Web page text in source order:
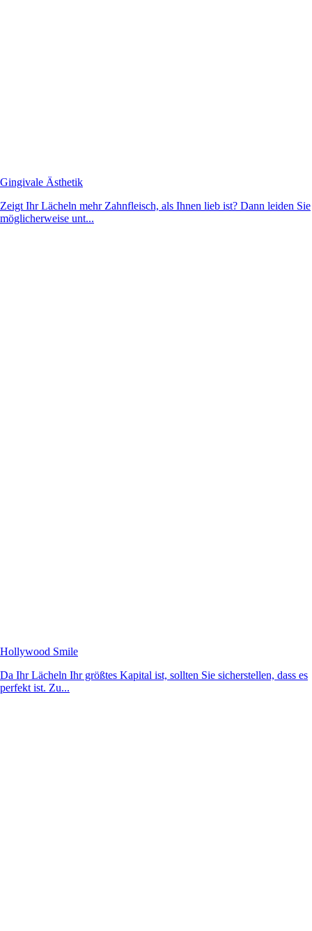
Gingivale Ästhetik
Zeigt Ihr Lächeln mehr Zahnfleisch, als Ihnen lieb ist? Dann leiden Sie
möglicherweise unt...
Hollywood Smile
Da Ihr Lächeln Ihr größtes Kapital ist, sollten Sie sicherstellen, dass es
perfekt ist. Zu...